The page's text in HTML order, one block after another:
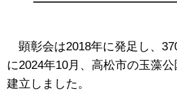
顕彰会は2018年に発足し、
に2024年10月、高松市の玉藻
建立しました。